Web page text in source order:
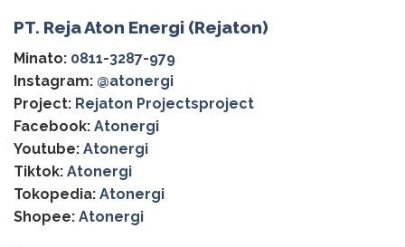
PT. Reja Aton Energi (Rejaton)
Minato: 0811-3287-979
Instagram: @‌atonergi
Project: Rejaton Projectsproject
Facebook: Atonergi
Youtube: Atonergi
Tiktok: Atonergi
Tokopedia: Atonergi
Shopee: Atonergi